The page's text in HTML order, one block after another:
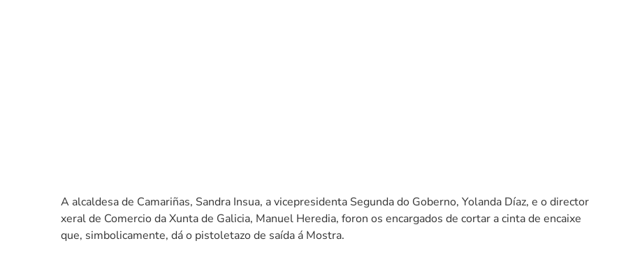
A alcaldesa de Camariñas, Sandra Insua, a vicepresidenta Segunda do Goberno, Yolanda Díaz, e o director
xeral de Comercio da Xunta de Galicia, Manuel Heredia, foron os encargados de cortar a cinta de encaixe
que, simbolicamente, dá o pistoletazo de saída á Mostra.